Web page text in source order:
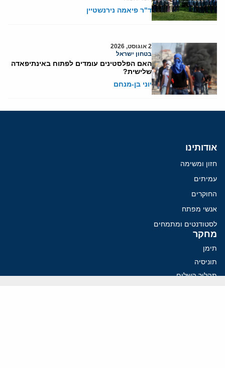
ד"ר פיאמה נירנשטיין
2 אוגוסט, 2026
בטחון ישראל
האם הפלסטינים עומדים לפתוח באינתיפאדה
שלישית?
יוני בן-מנחם
אודותינו
חזון ומשימה
עמיתים
החוקרים
אנשי מפתח
לסטודנטים ומתמחים
מחקר
תימן
תוניסיה
תהליך השלום